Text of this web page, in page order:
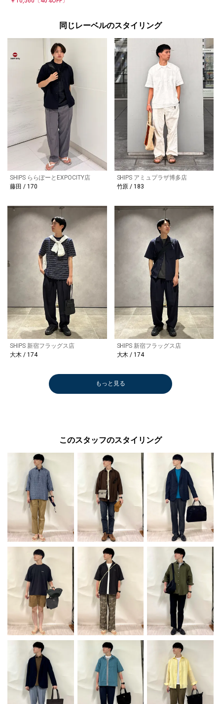
同じレーベルのスタイリング
SHIPS ららぽーとEXPOCITY店
藤田 / 170
SHIPS アミュプラザ博多店
竹原 / 183
SHIPS 新宿フラッグス店
大木 / 174
SHIPS 新宿フラッグス店
大木 / 174
もっと見る
このスタッフのスタイリング